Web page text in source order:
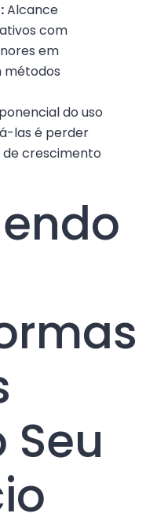
Alcance
com
em
métodos
do uso
las é perder
de crescimento